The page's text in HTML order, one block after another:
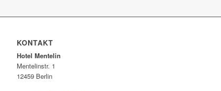
KONTAKT
Hotel Mentelin
Mentelinstr. 1
12459 Berlin